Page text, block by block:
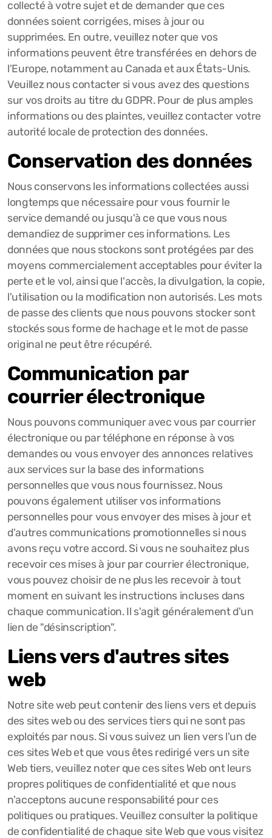
collecté à votre sujet et de demander que ces
données soient corrigées, mises à jour ou
supprimées. En outre, veuillez noter que vos
informations peuvent être transférées en dehors de
l'Europe, notamment au Canada et aux États-Unis.
Veuillez nous contacter si vous avez des questions
sur vos droits au titre du GDPR. Pour de plus amples
informations ou des plaintes, veuillez contacter votre
autorité locale de protection des données.
Conservation des données
Nous conservons les informations collectées aussi
longtemps que nécessaire pour vous fournir le
service demandé ou jusqu'à ce que vous nous
demandiez de supprimer ces informations. Les
données que nous stockons sont protégées par des
moyens commercialement acceptables pour éviter la
perte et le vol, ainsi que l'accès, la divulgation, la copie,
l'utilisation ou la modification non autorisés. Les mots
de passe des clients que nous pouvons stocker sont
stockés sous forme de hachage et le mot de passe
original ne peut être récupéré.
Communication par
courrier électronique
Nous pouvons communiquer avec vous par courrier
électronique ou par téléphone en réponse à vos
demandes ou vous envoyer des annonces relatives
aux services sur la base des informations
personnelles que vous nous fournissez. Nous
pouvons également utiliser vos informations
personnelles pour vous envoyer des mises à jour et
d'autres communications promotionnelles si nous
avons reçu votre accord. Si vous ne souhaitez plus
recevoir ces mises à jour par courrier électronique,
vous pouvez choisir de ne plus les recevoir à tout
moment en suivant les instructions incluses dans
chaque communication. Il s'agit généralement d'un
lien de "désinscription".
Liens vers d'autres sites
web
Notre site web peut contenir des liens vers et depuis
des sites web ou des services tiers qui ne sont pas
exploités par nous. Si vous suivez un lien vers l'un de
ces sites Web et que vous êtes redirigé vers un site
Web tiers, veuillez noter que ces sites Web ont leurs
propres politiques de confidentialité et que nous
n'acceptons aucune responsabilité pour ces
politiques ou pratiques. Veuillez consulter la politique
de confidentialité de chaque site Web que vous visitez